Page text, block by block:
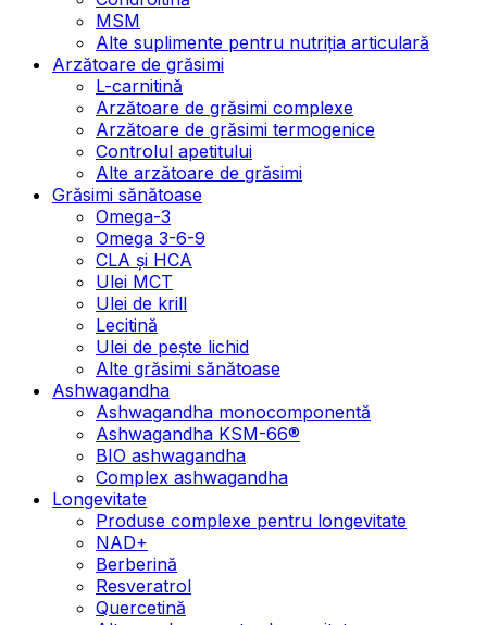
MSM
Alte suplimente pentru nutriția articulară
Arzătoare de grăsimi
L-carnitină
Arzătoare de grăsimi complexe
Arzătoare de grăsimi termogenice
Controlul apetitului
Alte arzătoare de grăsimi
Grăsimi sănătoase
Omega-3
Omega 3-6-9
CLA şi HCA
Ulei MCT
Ulei de krill
Lecitină
Ulei de pește lichid
Alte grăsimi sănătoase
Ashwagandha
Ashwagandha monocomponentă
Ashwagandha KSM-66®
BIO ashwagandha
Complex ashwagandha
Longevitate
Produse complexe pentru longevitate
NAD+
Berberină
Resveratrol
Quercetină